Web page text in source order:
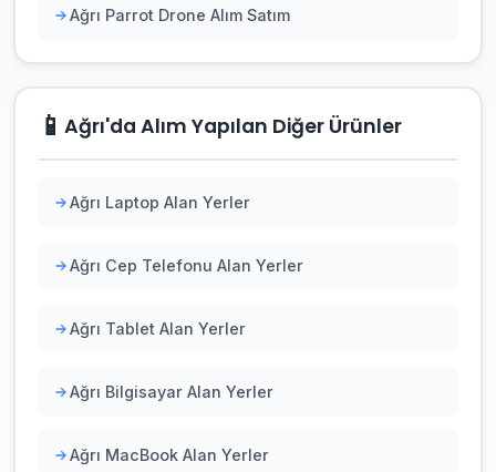
Ağrı Parrot Drone Alım Satım
📱 Ağrı'da Alım Yapılan Diğer Ürünler
Ağrı Laptop Alan Yerler
Ağrı Cep Telefonu Alan Yerler
Ağrı Tablet Alan Yerler
Ağrı Bilgisayar Alan Yerler
Ağrı MacBook Alan Yerler